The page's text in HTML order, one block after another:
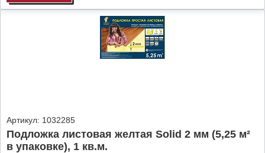
Артикул: 1032285
Подложка листовая желтая Solid 2 мм (5,25 м²
в упаковке), 1 кв.м.